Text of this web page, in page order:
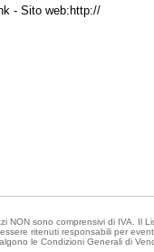
- Sito web: http://
NON sono comprensivi di IVA. Il
ritenuti responsabili per
le Condizioni Generali di